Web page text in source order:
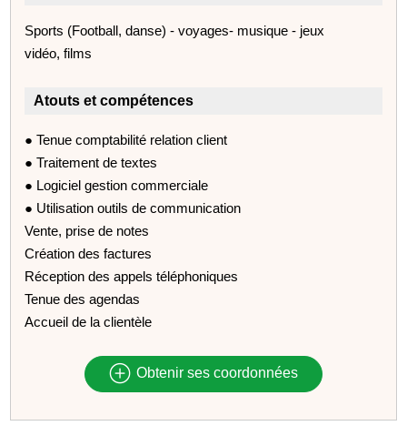
Sports (Football, danse) - voyages- musique - jeux
vidéo, films
Atouts et compétences
● Tenue comptabilité relation client
● Traitement de textes
● Logiciel gestion commerciale
● Utilisation outils de communication
Vente, prise de notes
Création des factures
Réception des appels téléphoniques
Tenue des agendas
Accueil de la clientèle
Obtenir ses coordonnées